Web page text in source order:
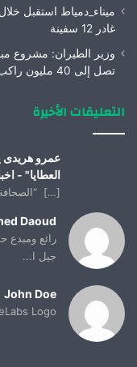
غادر 12 سفينة
تصل إلى 40 مليون راكب سنوياً
التعليقات الأخيرة
عمرو هريدى
العطايا" -
[…]
Daoud
رائع ومبدع
جيل ا...
John Doe
Logo :)...